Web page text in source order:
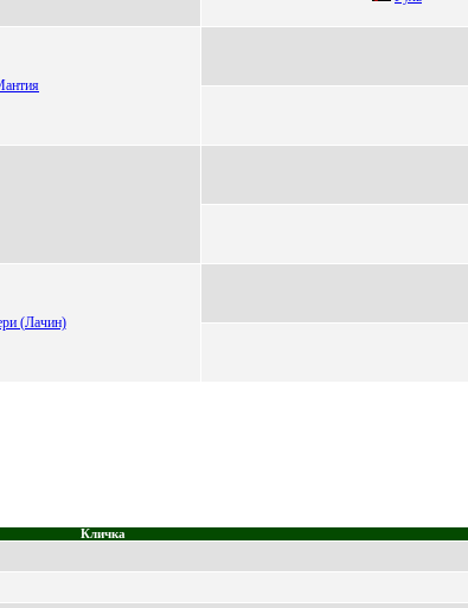
(Лaчин)
Кличка